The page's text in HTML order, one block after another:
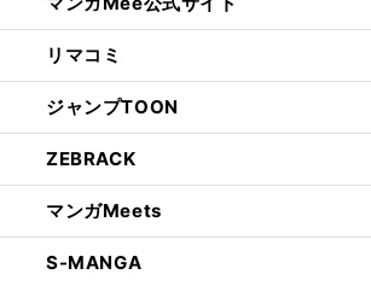
リマコミ
ジャンプTOON
ZEBRACK
マンガMeets
S-MANGA